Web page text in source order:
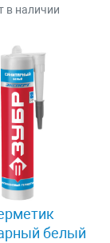
в наличии
белый